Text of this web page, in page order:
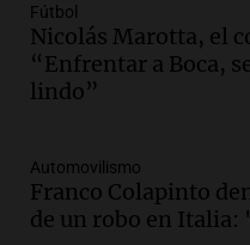
Episodios
Audio.Detienen
elementos
la madrugada
Episodios
Audio.Violento
Córdoba:
Fútbol
Nicolás Marotta, el
“Enfrentar a Boca,
lindo”
Automovilismo
Franco Colapinto
de un robo en